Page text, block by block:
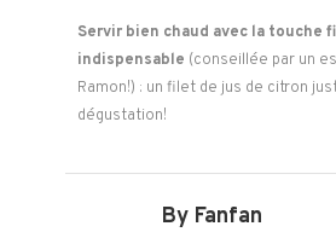
Servir bien chaud avec la touche
indispensable (conseillée par un
Ramon!) : un filet de jus de citron
dégustation!
By Fanfan